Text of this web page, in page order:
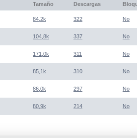
Tamaño Descargas
84,2k 322 No
104,8k 337 No
171,0k 311 No
85,1k 310 No
86,0k 297 No
80,9k 214 No